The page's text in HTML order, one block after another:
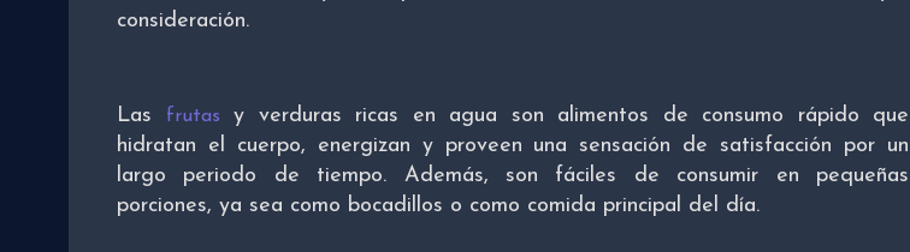
consideración.
Las frutas
y verduras ricas en agua son alimentos de consumo rápido que
hidratan el cuerpo, energizan y proveen una sensación de satisfacción por un
largo periodo de tiempo. Además, son fáciles de consumir en pequeñas
porciones, ya sea como bocadillos o como comida principal del día.